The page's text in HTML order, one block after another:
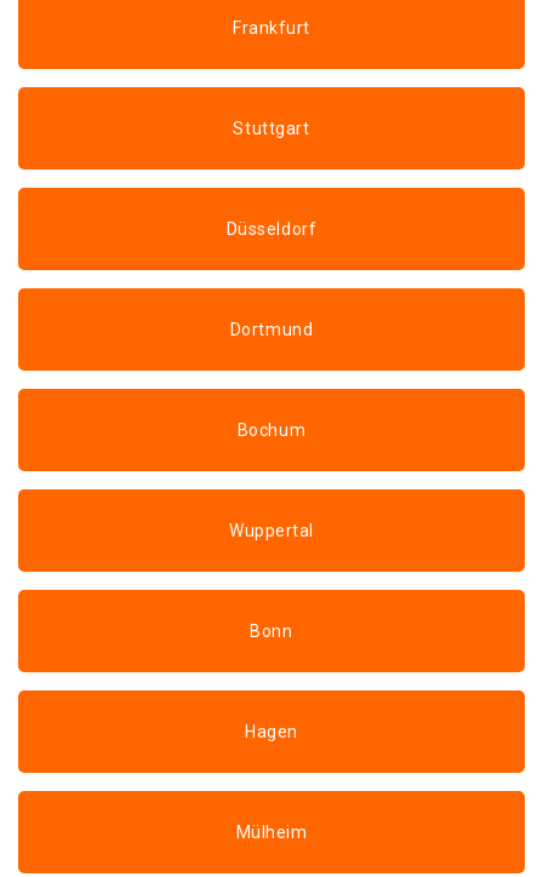
Frankfurt
Stuttgart
Düsseldorf
Dortmund
Bochum
Wuppertal
Bonn
Hagen
Mülheim